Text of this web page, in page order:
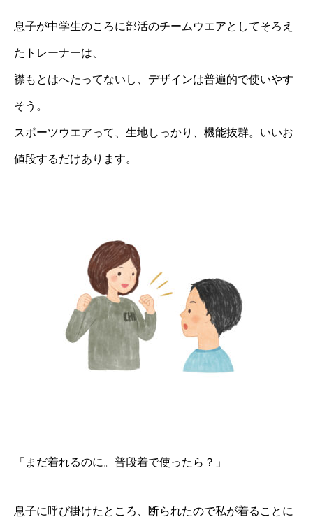
息子が中学生のころに部活のチームウエアとしてそろえ
たトレーナーは、
襟もとはへたってないし、デザインは普遍的で使いやす
そう。
スポーツウエアって、生地しっかり、機能抜群。いいお
値段するだけあります。
「まだ着れるのに。普段着で使ったら？」
息子に呼び掛けたところ、断られたので私が着ることに